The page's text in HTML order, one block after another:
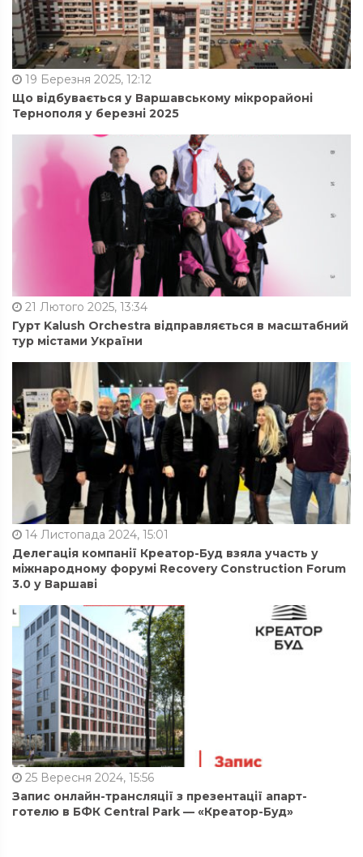
19 Березня 2025, 12:12
Що відбувається у Варшавському мікрорайоні
Тернополя у березні 2025
21 Лютого 2025, 13:34
Гурт Kalush Orchestra відправляється в масштабний
тур містами України
14 Листопада 2024, 15:01
Делегація компанії Креатор-Буд взяла участь у
міжнародному форумі Recovery Construction Forum
3.0 у Варшаві
25 Вересня 2024, 15:56
Запис онлайн-трансляції з презентації апарт-
готелю в БФК Central Park — «Креатор-Буд»